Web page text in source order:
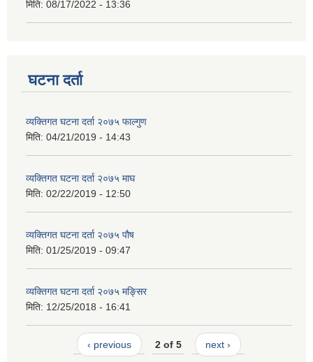
मिति: 08/17/2022 - 13:36
घटना दर्ता
व्यक्तिगत घटना दर्ता २०७५ फाल्गुण
मिति: 04/21/2019 - 14:43
व्यक्तिगत घटना दर्ता २०७५ माघ
मिति: 02/22/2019 - 12:50
व्यक्तिगत घटना दर्ता २०७५ पौष
मिति: 01/25/2019 - 09:47
व्यक्तिगत घटना दर्ता २०७५ मङ्सिर
मिति: 12/25/2018 - 16:41
‹ previous 2 of 5 next ›